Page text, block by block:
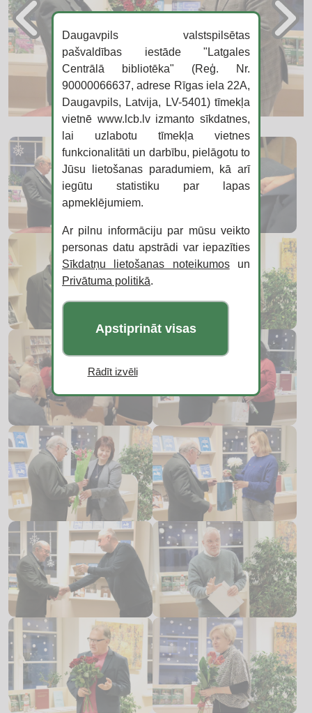
Daugavpils valstspilsētas
pašvaldības iestāde "Latgales
Centrālā bibliotēka" (Reģ. Nr.
90000066637, adrese Rīgas iela 22A,
Daugavpils, Latvija, LV-5401) tīmekļa
vietnē www.lcb.lv izmanto sīkdatnes,
lai uzlabotu tīmekļa vietnes
funkcionalitāti un darbību, pielāgotu to
Jūsu lietošanas paradumiem, kā arī
iegūtu statistiku par lapas
apmeklējumiem.
Ar pilnu informāciju par mūsu veikto
personas datu apstrādi var iepazīties
Sīkdatņu lietošanas noteikumosun
Privātuma politikā.
Apstiprināt visas
Rādīt izvēli